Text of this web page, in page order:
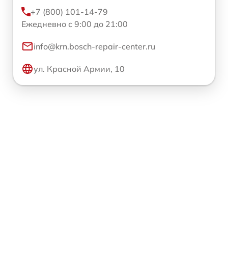
+7 (800) 101-14-79
Ежедневно с 9:00 до 21:00
info@krn.bosch-repair-center.ru
ул. Красной Армии, 10